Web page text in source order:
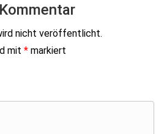
nicht veröffentlicht.
mit * markiert